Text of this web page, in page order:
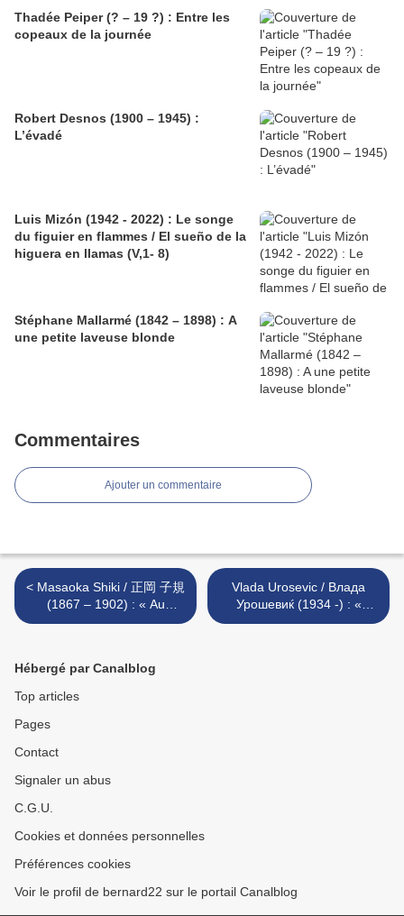
Thadée Peiper (? – 19 ?) : Entre les
copeaux de la journée
Robert Desnos (1900 – 1945) :
L’évadé
Luis Mizón (1942 - 2022) : Le songe
du figuier en flammes / El sueño de la
higuera en llamas (V,1- 8)
Stéphane Mallarmé (1842 – 1898) : A
une petite laveuse blonde
Commentaires
Ajouter un commentaire
< Masaoka Shiki / 正岡 子規
(1867 – 1902) : « Au
Bouddha... »
Vlada Urosevic / Влада
Урошевиќ (1934 -) : «
Enferme cet été... » >
Hébergé par Canalblog
Top articles
Pages
Contact
Signaler un abus
C.G.U.
Cookies et données personnelles
Préférences cookies
Voir le profil de bernard22 sur le portail Canalblog